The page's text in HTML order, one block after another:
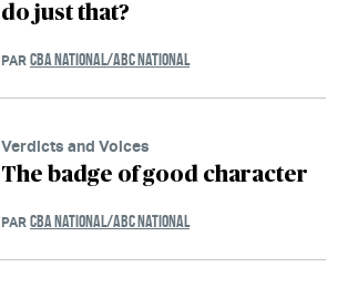
do just that?
PAR CBA NATIONAL/ABC NATIONAL
Verdicts and Voices
The badge of good character
PAR CBA NATIONAL/ABC NATIONAL